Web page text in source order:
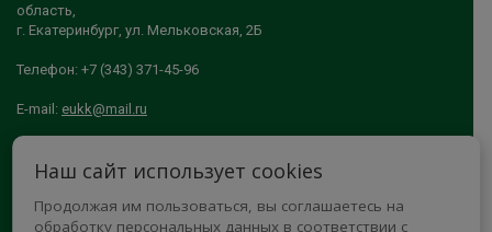
область,
г. Екатеринбург, ул. Мельковская, 2Б
Телефон: +7 (343) 371-45-96
E-mail: eukk@mail.ru
КОМБИНАТ"
МЫ В СОЦСЕТЯХ
Наш сайт использует cookies
Продолжая им пользоваться, вы соглашаетесь на
обработку персональных данных в соответствии с